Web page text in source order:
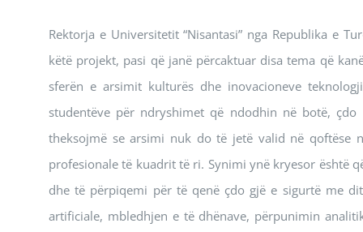
Rektorja e Universitetit “Nisantasi” nga Republika e
këtë projekt, pasi që janë përcaktuar disa tema që
sferën e arsimit kulturës dhe inovacioneve
studentëve për ndryshimet që ndodhin në botë,
theksojmë se arsimi nuk do të jetë valid në qoftëse
profesionale të kuadrit të ri. Synimi ynë kryesor është
dhe të përpiqemi për të qenë çdo gjë e sigurtë me
artificiale, mbledhjen e të dhënave, përpunimin